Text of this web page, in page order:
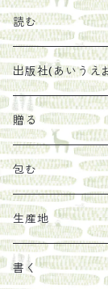
珈琲豆
太山寺珈琲焙煎室
うめぼし
塩
オリーブオイル
その他
マスコバド糖
しょうがパウダー
エコラップ
石けん
ヘチマたわし
陶器
馬目隆宏
絵
タンブラー
読む
刊行から時間が
贈り物に勧めたい
紀伊半島ブック
らくだ舎出帆室
新刊では販売し
出版社(あいうえ
らくだ舎出帆室
リトルプレス
mario books
タイドラー
海外出版社
古本
贈る
包装
ギフトセット
カレンダー
包む
生産地
色川
書く